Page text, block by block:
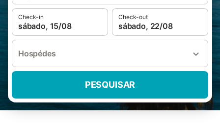
Check-in
sábado, 15/08
Check-out
sábado, 22/08
Hospédes
PESQUISAR